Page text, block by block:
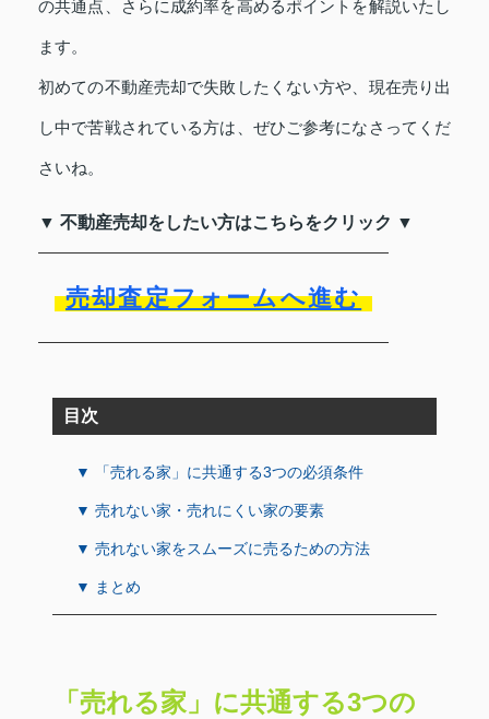
の共通点、さらに成約率を高めるポイントを解説いたし
ます。
初めての不動産売却で失敗したくない方や、現在売り出
し中で苦戦されている方は、ぜひご参考になさってくだ
さいね。
▼ 不動産売却をしたい方はこちらをクリック ▼
売却査定フォームへ進む
目次
▼ 「売れる家」に共通する3つの必須条件
▼ 売れない家・売れにくい家の要素
▼ 売れない家をスムーズに売るための方法
▼ まとめ
「売れる家」に共通する3つの